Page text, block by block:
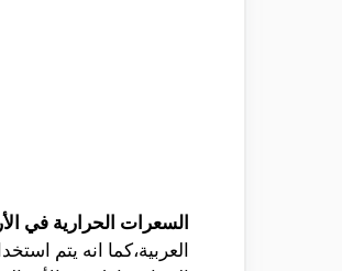
السعرات الحرارية في
العربية،كما انه يتم